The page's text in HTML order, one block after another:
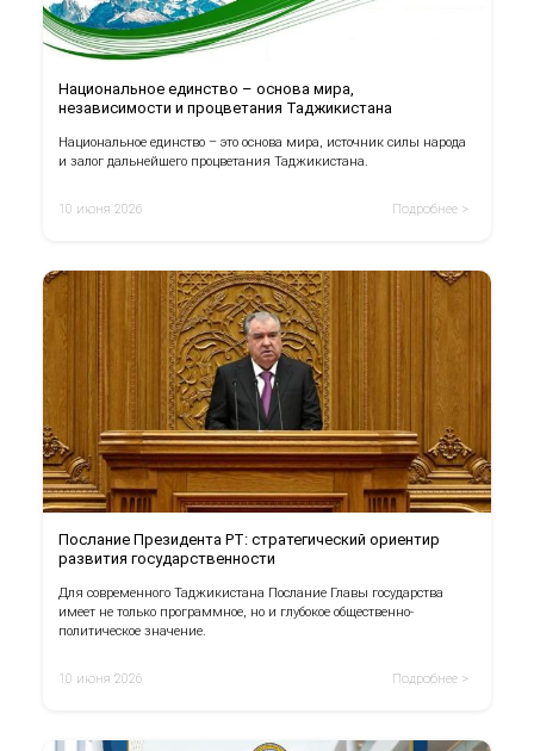
Национальное единство – основа мира,
независимости и процветания Таджикистана
Национальное единство – это основа мира, источник силы народа
и залог дальнейшего процветания Таджикистана.
10 июня 2026 Подробнее >
Послание Президента РТ: стратегический ориентир
развития государственности
Для современного Таджикистана Послание Главы государства
имеет не только программное, но и глубокое общественно-
политическое значение.
10 июня 2026 Подробнее >